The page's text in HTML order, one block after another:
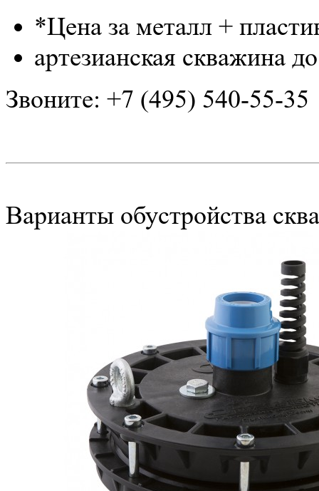
*Цена за металл +
артезианская скважина
Звоните: +7 (495) 540-55-35
Варианты обустройства